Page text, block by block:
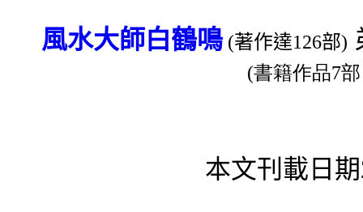
風水大師白鶴鳴 (著作達126部)
(書籍作品7
本文刊載日